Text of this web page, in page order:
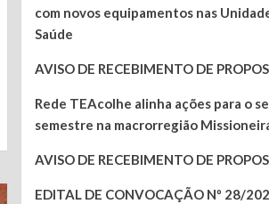
com novos equipamentos nas
Saúde
AVISO DE RECEBIMENTO DE
Rede TEAcolhe alinha ações para o
semestre na macrorregião
AVISO DE RECEBIMENTO DE
EDITAL DE CONVOCAÇÃO Nº 28/